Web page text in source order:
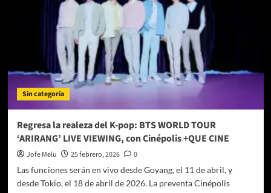
Sin categoría
Regresa la realeza del K-pop: BTS WORLD TOUR
‘ARIRANG’ LIVE VIEWING, con Cinépolis +QUE CINE
Jofe Melu 25 febrero, 2026
0
Las funciones serán en vivo desde Goyang, el 11 de abril, y
desde Tokio, el 18 de abril de 2026. La preventa Cinépolis